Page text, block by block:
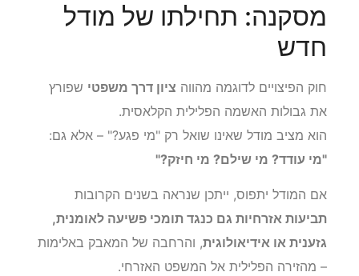
מסקנה: תחילתו של מודל
חדש
חוק הפיצויים לדוגמה מהווה ציון דרך משפטי שפורץ
את גבולות האשמה הפלילית הקלאסית.
הוא מציב מודל שאינו שואל רק "מי פגע?" – אלא גם:
"מי עודד? מי שילם? מי חיזק?"
אם המודל יתפוס, ייתכן שנראה בשנים הקרובות
תביעות אזרחיות גם כנגד תומכי פשיעה לאומנית,
גזענית או אידיאולוגית, והרחבה של המאבק באלימות
– מהזירה הפלילית אל המשפט האזרחי.